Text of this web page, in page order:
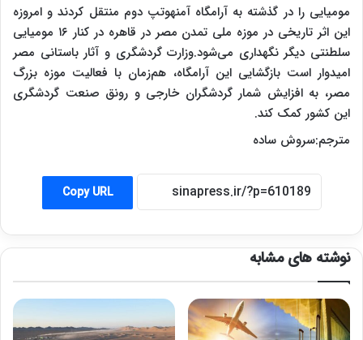
مومیایی را در گذشته به آرامگاه آمنهوتپ دوم منتقل کردند و امروزه
این اثر تاریخی در موزه ملی تمدن مصر در قاهره در کنار ۱۶ مومیایی
سلطنتی دیگر نگهداری می‌شود.وزارت گردشگری و آثار باستانی مصر
امیدوار است بازگشایی این آرامگاه، هم‌زمان با فعالیت موزه بزرگ
مصر، به افزایش شمار گردشگران خارجی و رونق صنعت گردشگری
این کشور کمک کند.
مترجم:سروش ساده
Copy URL
نوشته های مشابه